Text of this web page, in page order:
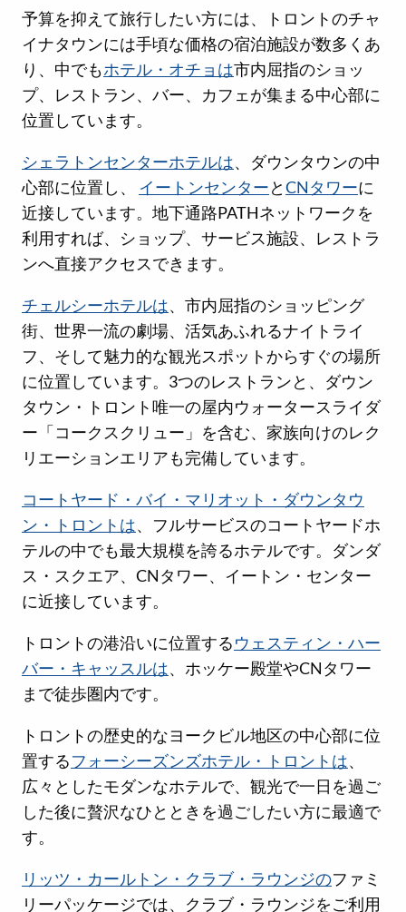
予算を抑えて旅行したい方には、トロントのチャ
イナタウンには手頃な価格の宿泊施設が数多くあ
り、中でもホテル・オチョは市内屈指のショッ
プ、レストラン、バー、カフェが集まる中心部に
位置しています。
シェラトンセンターホテルは、ダウンタウンの中
心部に位置し、 イートンセンターとCNタワーに
近接しています。地下通路PATHネットワークを
利用すれば、ショップ、サービス施設、レストラ
ンへ直接アクセスできます。
チェルシーホテルは、市内屈指のショッピング
街、世界一流の劇場、活気あふれるナイトライ
フ、そして魅力的な観光スポットからすぐの場所
に位置しています。3つのレストランと、ダウン
タウン・トロント唯一の屋内ウォータースライダ
ー「コークスクリュー」を含む、家族向けのレク
リエーションエリアも完備しています。
コートヤード・バイ・マリオット・ダウンタウ
ン・トロントは、フルサービスのコートヤードホ
テルの中でも最大規模を誇るホテルです。ダンダ
ス・スクエア、CNタワー、イートン・センター
に近接しています。
トロントの港沿いに位置するウェスティン・ハー
バー・キャッスルは、ホッケー殿堂やCNタワー
まで徒歩圏内です。
トロントの歴史的なヨークビル地区の中心部に位
置するフォーシーズンズホテル・トロントは、
広々としたモダンなホテルで、観光で一日を過ご
した後に贅沢なひとときを過ごしたい方に最適で
す。
リッツ・カールトン・クラブ・ラウンジのファミ
リーパッケージでは、クラブ・ラウンジをご利用